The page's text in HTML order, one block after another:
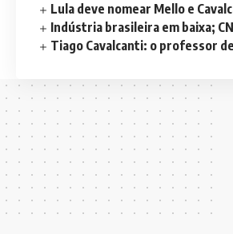
Lula deve nomear Mello e
Indústria brasileira em baixa;
Tiago Cavalcanti: o professor